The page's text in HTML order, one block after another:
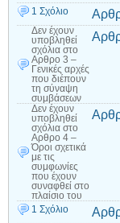
1 Σχόλιο
Δεν έχουν
υποβληθεί
σχόλια στο
Αρθρο 3 –
Γενικές αρχές
που διέπουν
τη σύναψη
συμβάσεων
Δεν έχουν
υποβληθεί
σχόλια στο
Αρθρο 4 –
Όροι σχετικά
με τις
συμφωνίες
που έχουν
συναφθεί στο
πλαίσιο του
1 Σχόλιο